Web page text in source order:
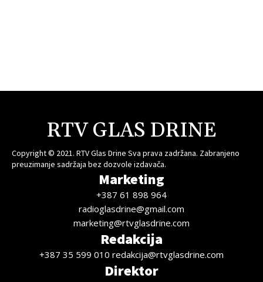
RTV GLAS DRINE
Copyright © 2021. RTV Glas Drine Sva prava zadržana. Zabranjeno
preuzimanje sadržaja bez dozvole izdavača.
Marketing
+387 61 898 964
radioglasdrine@gmail.com
marketing@rtvglasdrine.com
Redakcija
+387 35 599 010 redakcija@rtvglasdrine.com
Direktor